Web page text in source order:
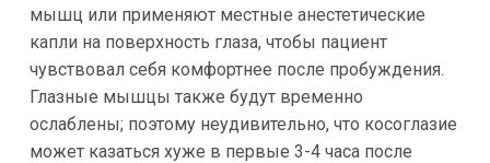
мышц или применяют местные анестетические
капли на поверхность глаза, чтобы пациент
чувствовал себя комфортнее после пробуждения.
Глазные мышцы также будут временно
ослаблены; поэтому неудивительно, что косоглазие
может казаться хуже в первые 3-4 часа после